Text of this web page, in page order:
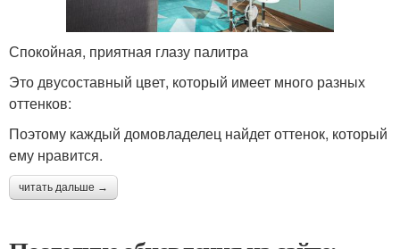
Спокойная, приятная глазу палитра
Это двусоставный цвет, который имеет много разных
оттенков:
Поэтому каждый домовладелец найдет оттенок, который
ему нравится.
читать дальше →